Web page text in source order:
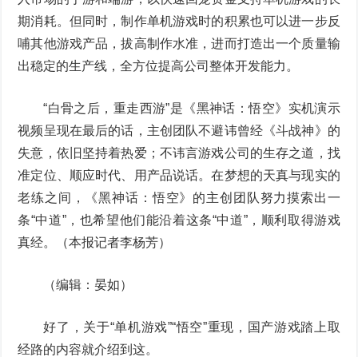
期消耗。但同时，制作单机游戏时的积累也可以进一步反
哺其他游戏产品，拔高制作水准，进而打造出一个质量输
出稳定的生产线，全方位提高公司整体开发能力。
“白骨之后，重走西游”是《黑神话：悟空》实机演示
视频呈现在最后的话，主创团队不避讳曾经《斗战神》的
失意，依旧坚持着热爱；不讳言游戏公司的生存之道，找
准定位、顺应时代、用产品说话。在梦想的天真与现实的
老练之间，《黑神话：悟空》的主创团队努力摸索出一
条“中道”，也希望他们能沿着这条“中道”，顺利取得游戏
真经。（本报记者李杨芳）
（编辑：晏如）
好了，关于“单机游戏”“悟空”重现，国产游戏踏上取
经路的内容就介绍到这。